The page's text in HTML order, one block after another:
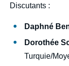
Discutants :
Daphné
Dorothée
Turquie/